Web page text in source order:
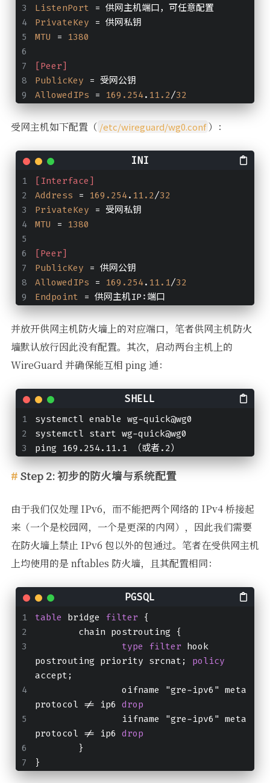
ListenPort = 供网主机端口，可任意配置
PrivateKey = 供网私钥
MTU = 1380
[Peer]
PublicKey = 受网公钥
AllowedIPs = 169.254. 11.2/32
受网主机如下配置（ /etc/wireguard/wg0.conf）：
[Interface]
Address = 169.254. 11.2/32
PrivateKey = 受网私钥
MTU = 1380
[Peer]
PublicKey = 供网公钥
AllowedIPs = 169.254. 11.1/32
Endpoint = 供网主机IP:端口
并放开供网主机防火墙上的对应端口，笔者供网主机防火
墙默认放行因此没有配置。其次，启动两台主机上的
WireGuard 并确保能互相 ping 通：
systemctl enable wg-quick@wg0
systemctl start wg-quick@wg0
ping 169.254.11.1 （或者.2）
Step 2: 初步的防火墙与系统配置
由于我们仅处理 IPv6，而不能把两个网络的 IPv4 桥接起
来（一个是校园网，一个是更深的内网），因此我们需要
在防火墙上禁止 IPv6 包以外的包通过。笔者在受供网主机
上均使用的是 nftables 防火墙，且其配置相同：
table bridge filter {
	chain postrouting {
type filter hook
postrouting priority srcnat; policy
accept;
protocol != ip6 drop
protocol != ip6 drop
	}
}